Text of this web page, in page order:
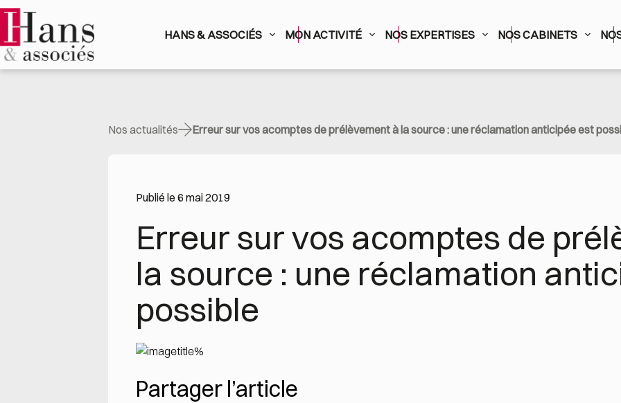
contenu
HANS & ASSOCIÉS MON ACTIVITÉ NOS EXPERTISES NOS CABINETS
Nos actualités Erreur sur vos acomptes de prélèvement à la source : une réclamation anticipée est
Publié le 6 mai 2019
Erreur sur vos acomptes de
la source : une réclamation
possible
Partager l’article